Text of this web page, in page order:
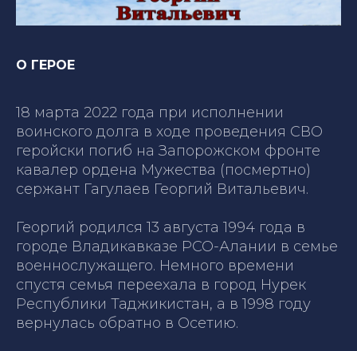
О ГЕРОЕ
18 марта 2022 года при исполнении
воинского долга в ходе проведения СВО
геройски погиб на Запорожском фронте
кавалер ордена Мужества (посмертно)
сержант Гагулаев Георгий Витальевич.
Георгий родился 13 августа 1994 года в
городе Владикавказе РСО-Алании в семье
военнослужащего. Немного времени
спустя семья переехала в город Нурек
Республики Таджикистан, а в 1998 году
вернулась обратно в Осетию.